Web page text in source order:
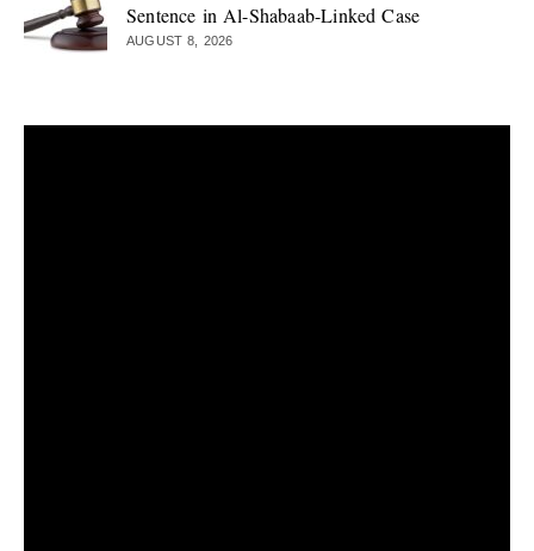
Sentence in Al-Shabaab-Linked Case
AUGUST 8, 2026